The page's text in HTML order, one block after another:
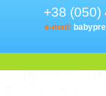
+38 (050)
e-mail: